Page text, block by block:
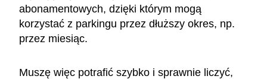
abonamentowych, dzięki którym mogą
korzystać z parkingu przez dłuższy okres, np.
przez miesiąc.
Muszę więc potrafić szybko i sprawnie liczyć,